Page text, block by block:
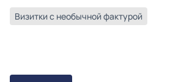
Визитки с необычной фактурой